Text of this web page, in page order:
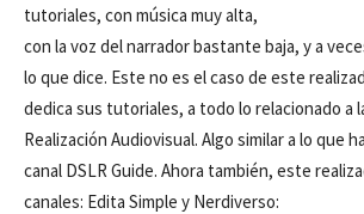
tutoriales, con música muy alta,
con la voz del narrador bastante baja, y a
lo que dice. Este no es el caso de este
dedica sus tutoriales, a todo lo relacionado a
Realización Audiovisual. Algo similar a lo que
canal DSLR Guide. Ahora también, este
canales: Edita Simple y Nerdiverso: